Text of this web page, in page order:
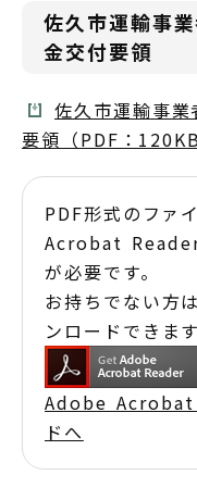
佐久市運輸事
金交付要領
佐久市運輸事
要領（PDF：120KB
PDF形式のファ
Acrobat
が必要です。
お持ちでない方
ンロードできます
Adobe Acrobat
ドへ